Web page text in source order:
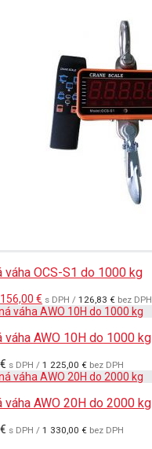
váha OCS-S1 do 1000 kg
Pôvodná
cena
174,00 €.
156,00 € Aktuálna
cena
156,00 €.
s DPH / 126,83 € bez DPH
váha AWO 10H do 1000 kg
€ s DPH / 1 225,00 € bez DPH
váha AWO 20H do 2000 kg
€ s DPH / 1 330,00 € bez DPH